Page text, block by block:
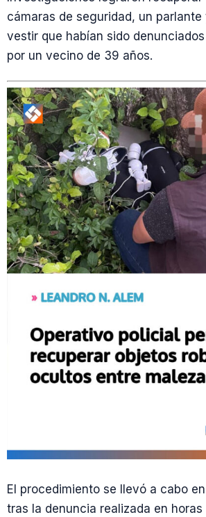
cámaras de seguridad, un parlante
vestir que habían sido
por un vecino de 39 años.
El procedimiento se llevó a cabo
tras la denuncia realizada en